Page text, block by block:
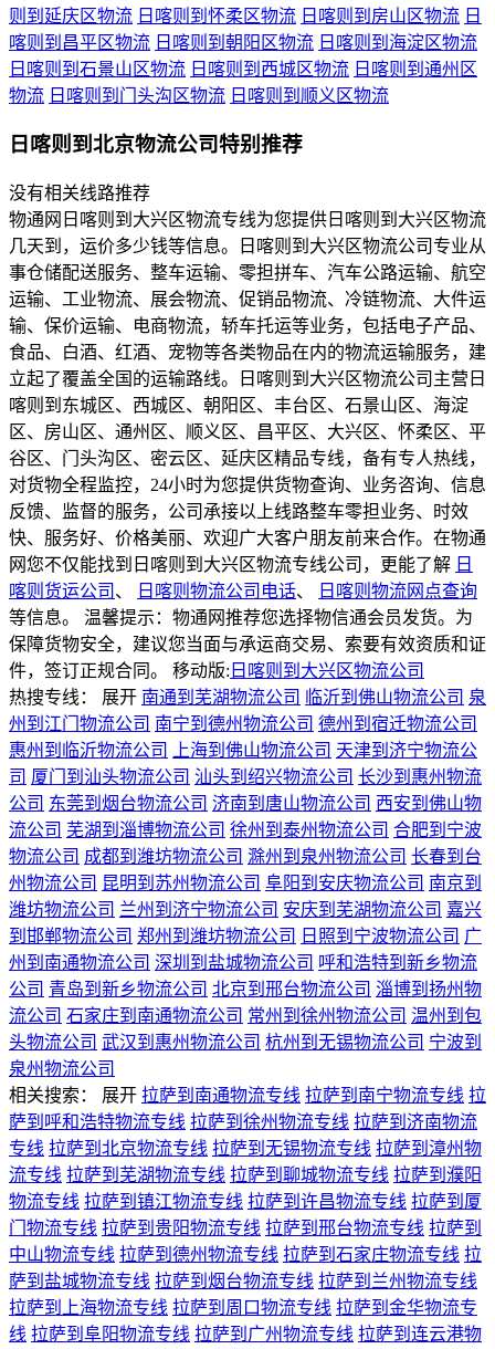
则到延庆区物流 日喀则到怀柔区物流 日喀则到房山区物流 日
喀则到昌平区物流 日喀则到朝阳区物流 日喀则到海淀区物流
日喀则到石景山区物流 日喀则到西城区物流 日喀则到通州区
物流 日喀则到门头沟区物流 日喀则到顺义区物流
日喀则到北京物流公司特别推荐
没有相关线路推荐
物通网日喀则到大兴区物流专线为您提供日喀则到大兴区物流
几天到，运价多少钱等信息。日喀则到大兴区物流公司专业从
事仓储配送服务、整车运输、零担拼车、汽车公路运输、航空
运输、工业物流、展会物流、促销品物流、冷链物流、大件运
输、保价运输、电商物流，轿车托运等业务，包括电子产品、
食品、白酒、红酒、宠物等各类物品在内的物流运输服务，建
立起了覆盖全国的运输路线。日喀则到大兴区物流公司主营日
喀则到东城区、西城区、朝阳区、丰台区、石景山区、海淀
区、房山区、通州区、顺义区、昌平区、大兴区、怀柔区、平
谷区、门头沟区、密云区、延庆区精品专线，备有专人热线，
对货物全程监控，24小时为您提供货物查询、业务咨询、信息
反馈、监督的服务，公司承接以上线路整车零担业务、时效
快、服务好、价格美丽、欢迎广大客户朋友前来合作。在物通
网您不仅能找到日喀则到大兴区物流专线公司，更能了解 日
喀则货运公司 、 日喀则物流公司电话、
日喀则物流网点查询
等信息。 温馨提示：物通网推荐您选择物信通会员发货。为
保障货物安全，建议您当面与承运商交易、索要有效资质和证
件，签订正规合同。 移动版: 日喀则到大兴区物流公司
热搜专线： 展开 南通到芜湖物流公司 临沂到佛山物流公司 泉
州到江门物流公司 南宁到德州物流公司 德州到宿迁物流公司
惠州到临沂物流公司
上海到佛山物流公司 天津到济宁物流公
司 厦门到汕头物流公司 汕头到绍兴物流公司 长沙到惠州物流
公司 东莞到烟台物流公司 济南到唐山物流公司 西安到佛山物
流公司 芜湖到淄博物流公司 徐州到泰州物流公司 合肥到宁波
物流公司 成都到潍坊物流公司 滁州到泉州物流公司 长春到台
州物流公司 昆明到苏州物流公司 阜阳到安庆物流公司 南京到
潍坊物流公司 兰州到济宁物流公司 安庆到芜湖物流公司 嘉兴
到邯郸物流公司 郑州到潍坊物流公司 日照到宁波物流公司 广
州到南通物流公司 深圳到盐城物流公司 呼和浩特到新乡物流
公司 青岛到新乡物流公司 北京到邢台物流公司 淄博到扬州物
流公司 石家庄到南通物流公司 常州到徐州物流公司 温州到包
头物流公司 武汉到惠州物流公司 杭州到无锡物流公司 宁波到
泉州物流公司
相关搜索： 展开 拉萨到南通物流专线 拉萨到南宁物流专线 拉
萨到呼和浩特物流专线 拉萨到徐州物流专线 拉萨到济南物流
专线 拉萨到北京物流专线 拉萨到无锡物流专线 拉萨到漳州物
流专线 拉萨到芜湖物流专线 拉萨到聊城物流专线 拉萨到濮阳
物流专线 拉萨到镇江物流专线 拉萨到许昌物流专线 拉萨到厦
门物流专线 拉萨到贵阳物流专线 拉萨到邢台物流专线 拉萨到
中山物流专线 拉萨到德州物流专线 拉萨到石家庄物流专线 拉
萨到盐城物流专线 拉萨到烟台物流专线 拉萨到兰州物流专线
拉萨到上海物流专线 拉萨到周口物流专线 拉萨到金华物流专
线 拉萨到阜阳物流专线 拉萨到广州物流专线 拉萨到连云港物